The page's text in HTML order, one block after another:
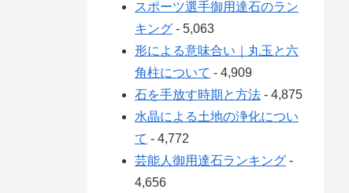
スポーツ選手御用達石のラン
キング - 5,063
形による意味合い｜丸玉と六
角柱について - 4,909
石を手放す時期と方法 - 4,875
水晶による土地の浄化につい
て - 4,772
芸能人御用達石ランキング -
4,656